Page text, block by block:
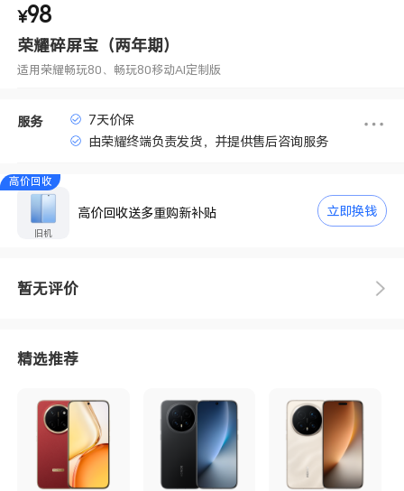
适用荣耀畅玩80、畅玩80移动AI定制版
¥98
荣耀碎屏宝（两年期）
适用荣耀畅玩80、畅玩80移动AI定制版
服务
7天价保
由荣耀终端负责发货，并提供售后咨询服务
高价回收
旧机
高价回收送多重购新补贴 立即换钱
暂无评价
精选推荐